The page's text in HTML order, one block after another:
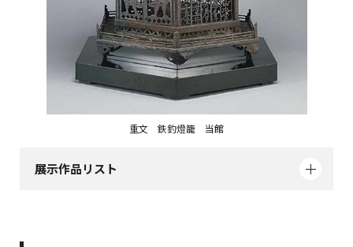
重文 鉄釣燈籠 当館
展示作品リスト